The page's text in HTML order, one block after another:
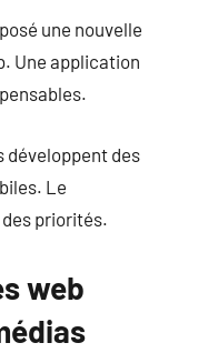
une nouvelle
Une application
développent des
Le
priorités.
web